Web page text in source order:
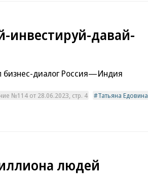
инвестируй-давай-
диалог Россия—Индия
№114 от 28.06.2023, стр. 4 Татьяна Едовина
людей